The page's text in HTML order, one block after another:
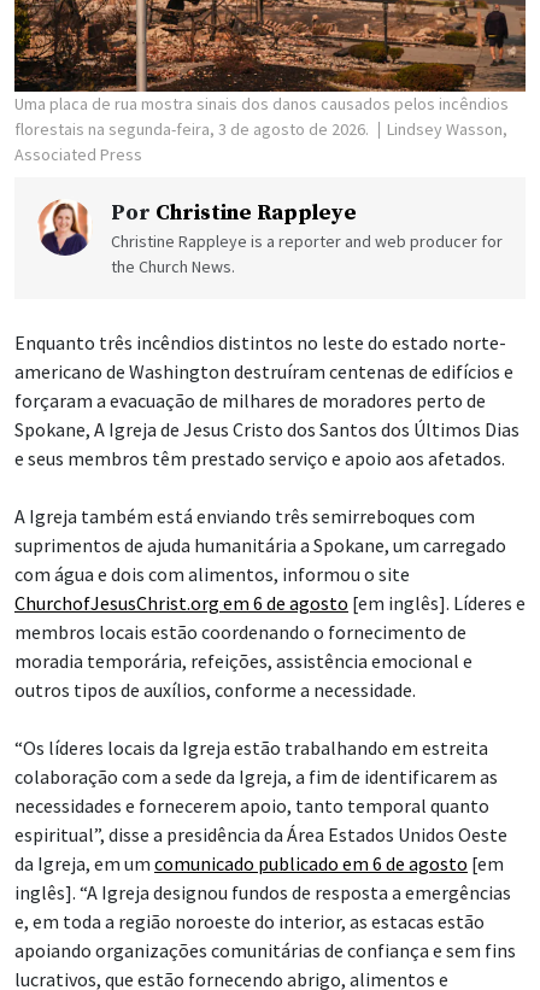
Uma placa de rua mostra sinais dos danos causados pelos incêndios
florestais na segunda-feira, 3 de agosto de 2026.
Lindsey Wasson,
Associated Press
Por Christine Rappleye
Christine Rappleye is a reporter and web producer for
the Church News.
Enquanto três incêndios distintos no leste do estado norte-
americano de Washington destruíram centenas de edifícios e
forçaram a evacuação de milhares de moradores perto de
Spokane, A Igreja de Jesus Cristo dos Santos dos Últimos Dias
e seus membros têm prestado serviço e apoio aos afetados.
A Igreja também está enviando três semirreboques com
suprimentos de ajuda humanitária a Spokane, um carregado
com água e dois com alimentos, informou o site
ChurchofJesusChrist.org em 6 de agosto [em inglês]. Líderes e
membros locais estão coordenando o fornecimento de
moradia temporária, refeições, assistência emocional e
outros tipos de auxílios, conforme a necessidade.
“Os líderes locais da Igreja estão trabalhando em estreita
colaboração com a sede da Igreja, a fim de identificarem as
necessidades e fornecerem apoio, tanto temporal quanto
espiritual”, disse a presidência da Área Estados Unidos Oeste
da Igreja, em um comunicado publicado em 6 de agosto [em
inglês]. “A Igreja designou fundos de resposta a emergências
e, em toda a região noroeste do interior, as estacas estão
apoiando organizações comunitárias de confiança e sem fins
lucrativos, que estão fornecendo abrigo, alimentos e